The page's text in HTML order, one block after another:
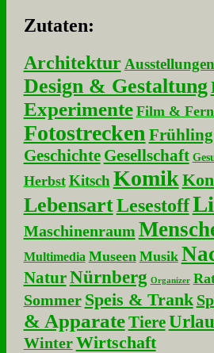
Zu­ta­ten:
Architektur Ausstellungen
Design & Gestaltung
Experimente Film &
Fotostrecken Frühling
Geschichte Gesellschaft
Herbst Kitsch Komik
LebensartLesestoff
Maschinenraum
Multimedia Museen Musik
NaturNürnberg Organizer
Sommer Speis & Trank
& Apparate Tiere
Winter Wirtschaft